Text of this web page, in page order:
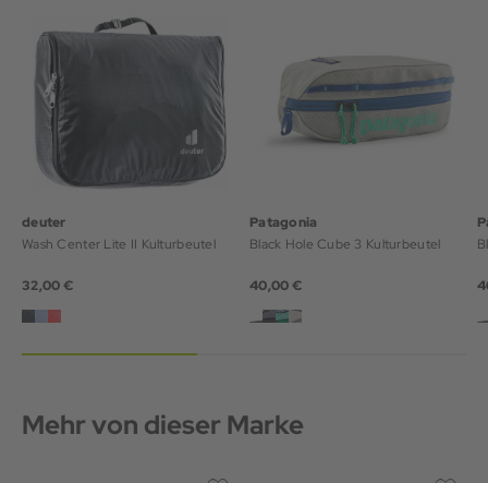
deuter
Wash Center Lite II Kulturbeutel
32,00 €
Patagonia
Black Hole Cube 3 Kulturbeutel
40,00 €
Mehr von dieser Marke